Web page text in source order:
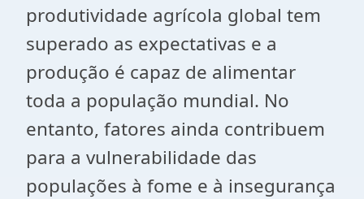
produtividade agrícola global tem
superado as expectativas e a
produção é capaz de alimentar
toda a população mundial. No
entanto, fatores ainda contribuem
para a vulnerabilidade das
populações à fome e à insegurança